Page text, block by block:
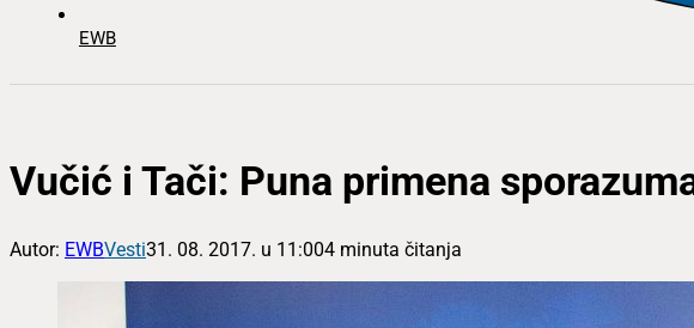
EWB
Vučić i Tači: Puna primena
Autor: EWBVesti31. 08. 2017. u 11:004 minuta čitanja